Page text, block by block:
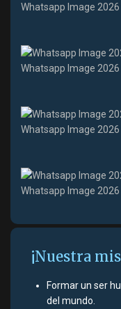
Whatsapp Image
Whatsapp Image
Whatsapp Image
Whatsapp Image
¡Nuestra
Formar un ser
del mundo.